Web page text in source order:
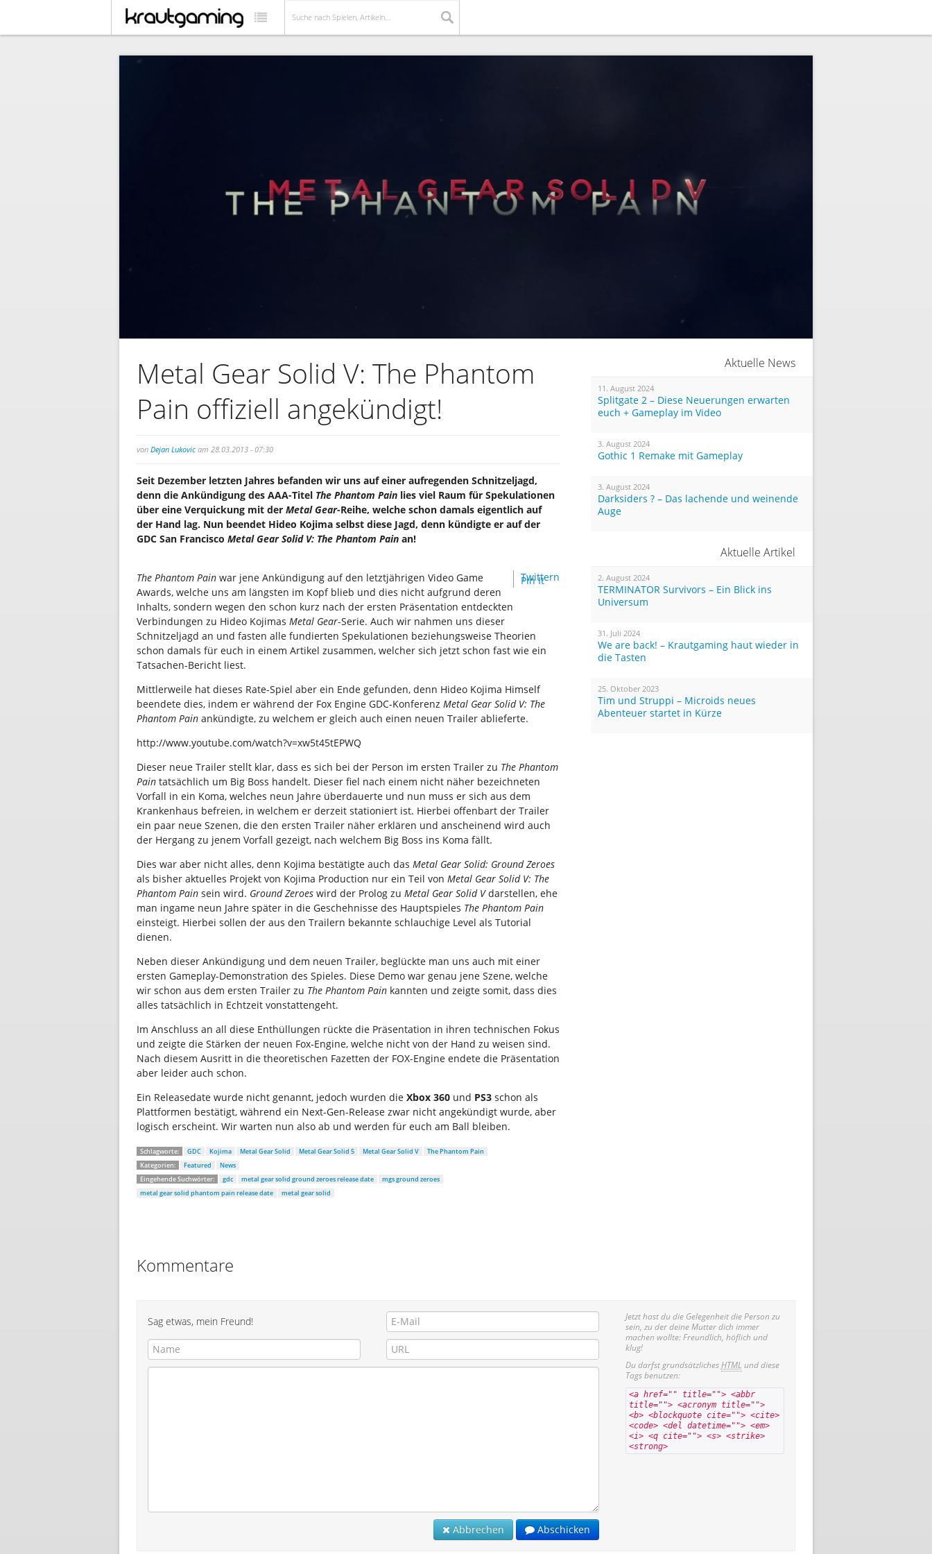
Metal Gear Solid V: The Phantom
Pain offiziell angekündigt!
von Dejan Lukovic am 28.03.2013 - 07:30
Seit Dezember letzten Jahres befanden wir uns auf einer aufregenden Schnitzeljagd,
denn die Ankündigung des AAA-Titel The Phantom Pain lies viel Raum für Spekulationen
über eine Verquickung mit der Metal Gear-Reihe, welche schon damals eigentlich auf
der Hand lag. Nun beendet Hideo Kojima selbst diese Jagd, denn kündigte er auf der
GDC San Francisco Metal Gear Solid V: The Phantom Pain an!
Twittern
Pin It
The Phantom Pain war jene Ankündigung auf den letztjährigen Video Game
Awards, welche uns am längsten im Kopf blieb und dies nicht aufgrund deren
Inhalts, sondern wegen den schon kurz nach der ersten Präsentation entdeckten
Verbindungen zu Hideo Kojimas Metal Gear-Serie. Auch wir nahmen uns dieser
Schnitzeljagd an und fasten alle fundierten Spekulationen beziehungsweise Theorien
schon damals für euch in einem Artikel zusammen, welcher sich jetzt schon fast wie ein
Tatsachen-Bericht liest.
Mittlerweile hat dieses Rate-Spiel aber ein Ende gefunden, denn Hideo Kojima Himself
beendete dies, indem er während der Fox Engine GDC-Konferenz Metal Gear Solid V: The
Phantom Pain ankündigte, zu welchem er gleich auch einen neuen Trailer ablieferte.
http://www.youtube.com/watch?v=xw5t45tEPWQ
Dieser neue Trailer stellt klar, dass es sich bei der Person im ersten Trailer zu The Phantom
Pain tatsächlich um Big Boss handelt. Dieser fiel nach einem nicht näher bezeichneten
Vorfall in ein Koma, welches neun Jahre überdauerte und nun muss er sich aus dem
Krankenhaus befreien, in welchem er derzeit stationiert ist. Hierbei offenbart der Trailer
ein paar neue Szenen, die den ersten Trailer näher erklären und anscheinend wird auch
der Hergang zu jenem Vorfall gezeigt, nach welchem Big Boss ins Koma fällt.
Dies war aber nicht alles, denn Kojima bestätigte auch das Metal Gear Solid: Ground Zeroes
als bisher aktuelles Projekt von Kojima Production nur ein Teil von Metal Gear Solid V: The
Phantom Pain sein wird. Ground Zeroes wird der Prolog zu Metal Gear Solid Vdarstellen, ehe
man ingame neun Jahre später in die Geschehnisse des Hauptspieles The Phantom Pain
einsteigt. Hierbei sollen der aus den Trailern bekannte schlauchige Level als Tutorial
dienen.
Neben dieser Ankündigung und dem neuen Trailer, beglückte man uns auch mit einer
ersten Gameplay-Demonstration des Spieles. Diese Demo war genau jene Szene, welche
wir schon aus dem ersten Trailer zu The Phantom Pain kannten und zeigte somit, dass dies
alles tatsächlich in Echtzeit vonstattengeht.
Im Anschluss an all diese Enthüllungen rückte die Präsentation in ihren technischen Fokus
und zeigte die Stärken der neuen Fox-Engine, welche nicht von der Hand zu weisen sind.
Nach diesem Ausritt in die theoretischen Fazetten der FOX-Engine endete die Präsentation
aber leider auch schon.
Ein Releasedate wurde nicht genannt, jedoch wurden die Xbox 360 und PS3 schon als
Plattformen bestätigt, während ein Next-Gen-Release zwar nicht angekündigt wurde, aber
logisch erscheint. Wir warten nun also ab und werden für euch am Ball bleiben.
Schlagworte: GDC Kojima Metal Gear Solid Metal Gear Solid 5 Metal Gear Solid V
The Phantom Pain
Kategorien:
Featured
News
Eingehende Suchwörter:
gdc metal gear solid ground zeroes release date
mgs ground zeroes
metal gear solid phantom pain release date
metal gear solid
Aktuelle News
11. August 2024
Splitgate 2 – Diese Neuerungen erwarten
euch + Gameplay im Video
3. August 2024
Gothic 1 Remake mit Gameplay
3. August 2024
Darksiders ? – Das lachende und weinende
Auge
Aktuelle Artikel
2. August 2024
TERMINATOR Survivors – Ein Blick ins
Universum
31. Juli 2024
We are back! – Krautgaming haut wieder in
die Tasten
25. Oktober 2023
Tim und Struppi – Microids neues
Abenteuer startet in Kürze
Kommentare
Sag etwas, mein Freund!
Abbrechen Abschicken
Jetzt hast du die Gelegenheit die Person zu
sein, zu der deine Mutter dich immer
machen wollte: Freundlich, höflich und
klug!
Du darfst grundsätzlichesHTML und diese
Tags benutzen:
<a href="" title=""> <abbr
title=""> <acronym title="">
<b> <blockquote cite=""> <cite>
<code> <del datetime=""> <em>
<i> <q cite=""> <s> <strike>
<strong>